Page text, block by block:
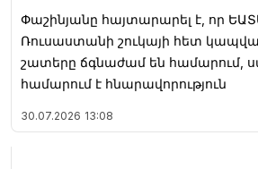
Փաշինյանը հայտարարել է, որ
Ռուսաստանի շուկայի հետ
շատերը ճգնաժամ են համարում,
համարում է հնարավորություն
30.07.2026 13:08